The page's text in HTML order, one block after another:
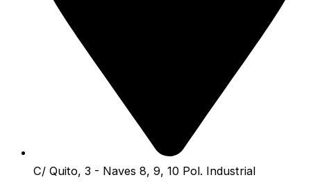
C/ Quito, 3 - Naves 8, 9, 10 Pol. Industrial